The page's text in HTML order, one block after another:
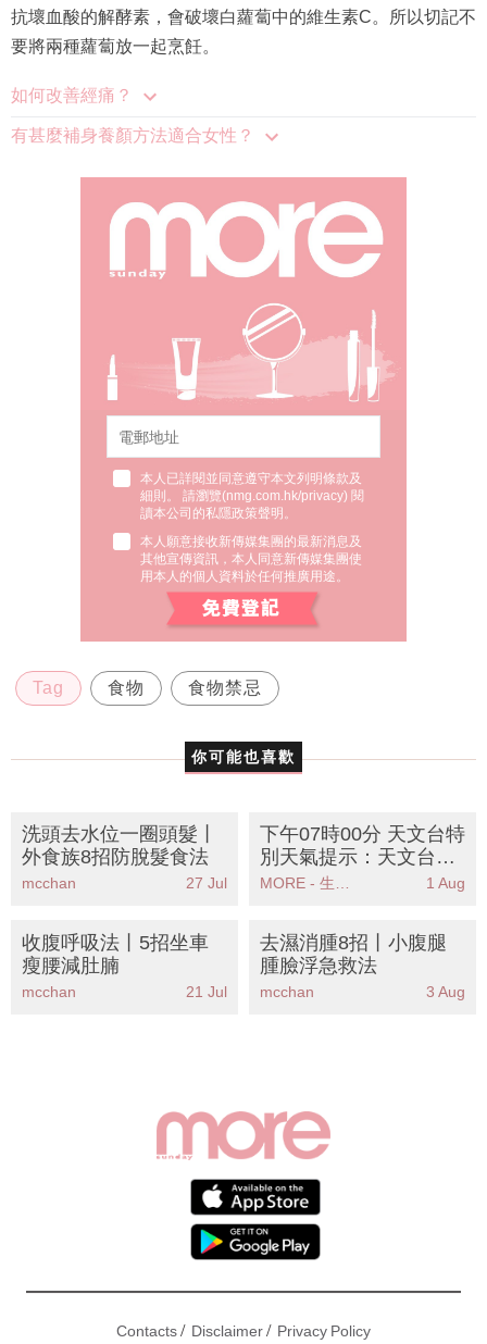
抗壞血酸的解酵素，會破壞白蘿蔔中的維生素C。所以切記不
要將兩種蘿蔔放一起烹飪。
如何改善經痛？
有甚麼補身養顏方法適合女性？
本人已詳閱並同意遵守本文列明條款及
細則。 請瀏覽(nmg.com.hk/privacy) 閱
讀本公司的私隱政策聲明。
本人願意接收新傳媒集團的最新消息及
其他宣傳資訊，本人同意新傳媒集團使
用本人的個人資料於任何推廣用途。
Tag 食物 食物禁忌
你可能也喜歡
洗頭去水位一圈頭髮丨
外食族8招防脫髮食法
mcchan 27 Jul
下午07時00分 天文台特
別天氣提示：天文台提
醒珠江口及南海北部持
MORE - 生活品味 1 Aug
收腹呼吸法丨5招坐車
瘦腰減肚腩
mcchan 21 Jul
去濕消腫8招丨小腹腿
腫臉浮急救法
mcchan 3 Aug
Contacts/ Disclaimer/ Privacy Policy